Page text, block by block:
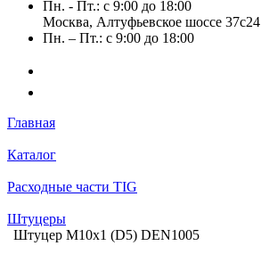
Пн. - Пт.: с 9:00 до 18:00
Москва, Алтуфьевское шоссе 37с24
Пн. – Пт.: с 9:00 до 18:00
Главная
Каталог
Расходные части TIG
Штуцеры
Штуцер М10х1 (D5) DEN1005